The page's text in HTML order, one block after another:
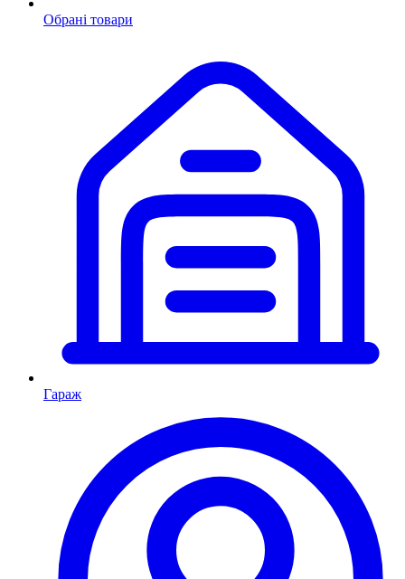
Обрані товари
Гараж